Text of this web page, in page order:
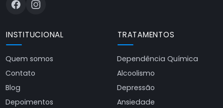
INSTITUCIONAL
Quem somos
Contato
Blog
Depoimentos
TRATAMENTOS
Dependência Química
Alcoolismo
Depressão
Ansiedade